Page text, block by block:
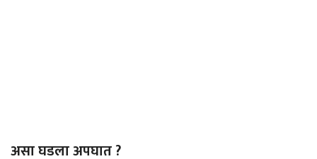
असा घडला अपघात ?